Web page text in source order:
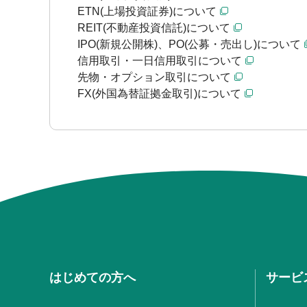
ETN(上場投資証券)について
REIT(不動産投資信託)について
IPO(新規公開株)、PO(公募・売出し)について
信用取引・一日信用取引について
先物・オプション取引について
FX(外国為替証拠金取引)について
はじめての方へ サービ